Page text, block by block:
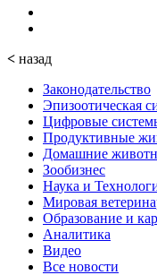
< назад
Законодательство
Эпизоотическая
Цифровые
Продуктивные
Домашние
Зообизнес
Наука и
Мировая
Образование и
Аналитика
Видео
Все новости